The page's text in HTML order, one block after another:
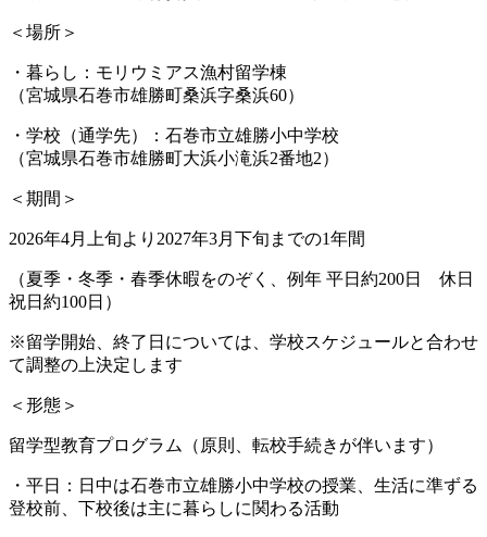
＜場所＞
・ 暮らし：モリウミアス漁村留学棟
（宮城県石巻市雄勝町桑浜字桑浜60）
・ 学校（通学先）：石巻市立雄勝小中学校
（宮城県石巻市雄勝町大浜小滝浜2番地2）
＜期間＞
2026年4月上旬より2027年3月下旬までの1年間
（夏季・冬季・春季休暇をのぞく、例年 平日約200日 休日
祝日約100日）
※留学開始、終了日については、学校スケジュールと合わせ
て調整の上決定します
＜形態＞
留学型教育プログラム（原則、転校手続きが伴います）
・平日： 日中は石巻市立雄勝小中学校の授業、生活に準ずる
登校前、下校後は主に暮らしに関わる活動